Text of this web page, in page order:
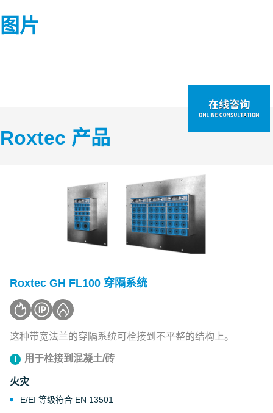
图片
Roxtec 产品
Roxtec GH FL100 穿隔系统
这种带宽法兰的穿隔系统可栓接到不平整的结构上。
用于栓接到混凝土/砖
火灾
E/EI 等级符合 EN 13501